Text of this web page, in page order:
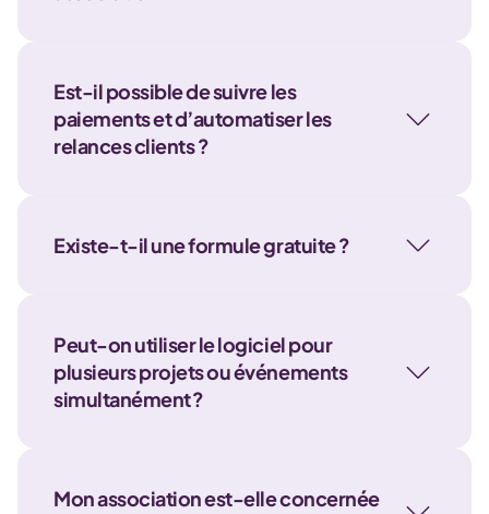
Est-il possible de suivre les
paiements et d’automatiser les
relances clients ?
Existe-t-il une formule gratuite ?
Peut-on utiliser le logiciel pour
plusieurs projets ou événements
simultanément ?
Mon association est-elle concernée